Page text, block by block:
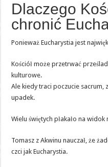
Dlaczego
chronić
Ponieważ Eucharystia jest
Kościół może przetrwać
kulturowe.
Ale kiedy traci poczucie sacrum,
upadek.
Wielu świętych płakało na
Tomasz z Akwinu nauczał, że
czci jak Eucharystia.